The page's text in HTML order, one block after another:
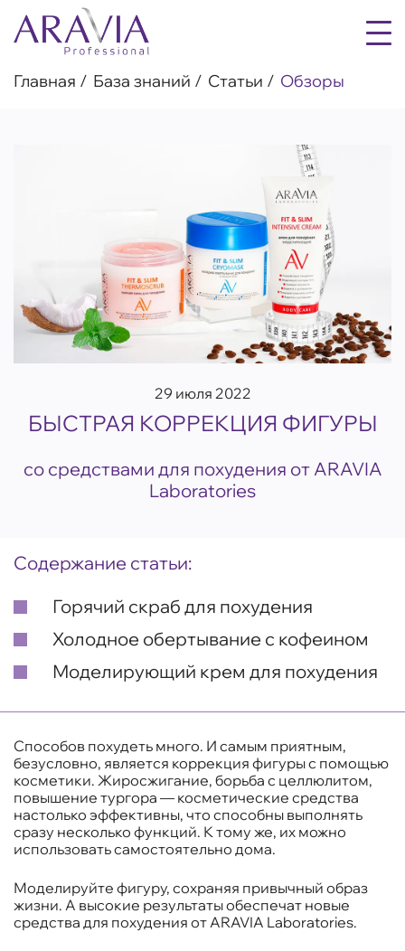
Главная База знаний Статьи Обзоры
29 июля 2022
БЫСТРАЯ КОРРЕКЦИЯ ФИГУРЫ
со средствами для похудения от ARAVIA
Laboratories
Содержание статьи:
Горячий скраб для похудения
Холодное обертывание с кофеином
Моделирующий крем для похудения
Способов похудеть много. И самым приятным,
безусловно, является коррекция фигуры с помощью
косметики. Жиросжигание, борьба с целлюлитом,
повышение тургора — косметические средства
настолько эффективны, что способны выполнять
сразу несколько функций. К тому же, их можно
использовать самостоятельно дома.
Моделируйте фигуру, сохраняя привычный образ
жизни. А высокие результаты обеспечат новые
средства для похудения от ARAVIA Laboratories.